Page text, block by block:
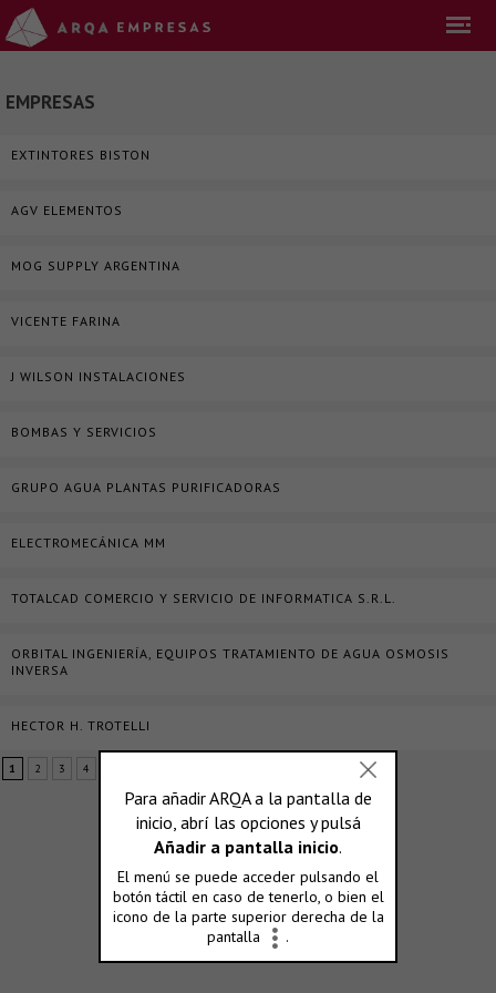
EMPRESAS
EXTINTORES BISTON
AGV ELEMENTOS
MOG SUPPLY ARGENTINA
VICENTE FARINA
J WILSON INSTALACIONES
BOMBAS Y SERVICIOS
GRUPO AGUA PLANTAS PURIFICADORAS
ELECTROMECÁNICA MM
TOTALCAD COMERCIO Y SERVICIO DE INFORMATICA S.R.L.
ORBITAL INGENIERÍA, EQUIPOS TRATAMIENTO DE AGUA OSMOSIS
INVERSA
HECTOR H. TROTELLI
1 2 3 4